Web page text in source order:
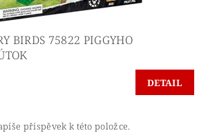
BIRDS 75822 PIGGYHO
DETAIL
příspěvek k této položce.